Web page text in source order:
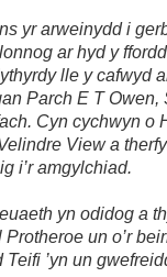
yr arweinydd i
ar hyd y
lle y cafwyd
Parch E T Owen,
Cyn cychwyn o
View a
i’r amgylchiad.
yn odidog a
un o’r
’yn un